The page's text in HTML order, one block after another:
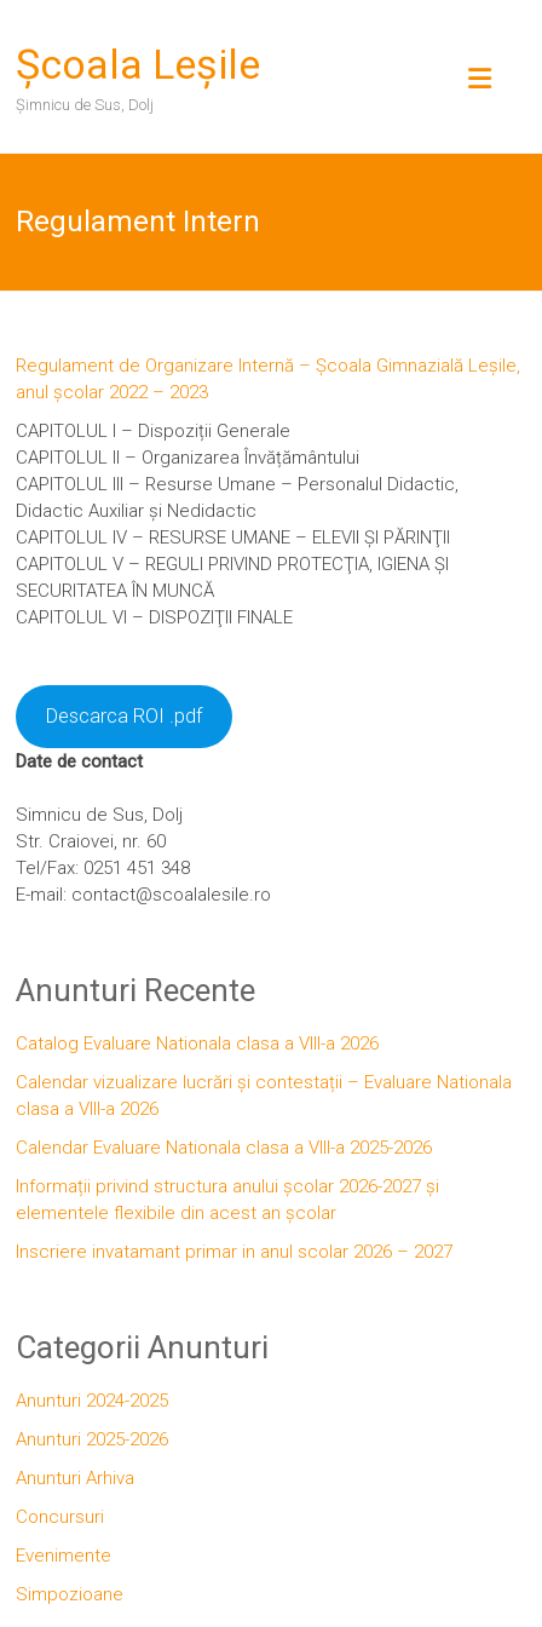
content
Şcoala Leşile
Şimnicu de Sus, Dolj
Regulament Intern
Regulament de Organizare Internă – Școala Gimnazială Leșile,
anul școlar 2022 – 2023
CAPITOLUL I – Dispoziții Generale
CAPITOLUL II – Organizarea Învățământului
CAPITOLUL III – Resurse Umane – Personalul Didactic,
Didactic Auxiliar şi Nedidactic
CAPITOLUL IV – RESURSE UMANE – ELEVII ŞI PĂRINŢII
CAPITOLUL V – REGULI PRIVIND PROTECŢIA, IGIENA ŞI
SECURITATEA ÎN MUNCĂ
CAPITOLUL VI – DISPOZIŢII FINALE
Descarca ROI .pdf
Date de contact
Simnicu de Sus, Dolj
Str. Craiovei, nr. 60
Tel/Fax: 0251 451 348
E-mail: contact@scoalalesile.ro
Anunturi Recente
Catalog Evaluare Nationala clasa a VIII-a 2026
Calendar vizualizare lucrări și contestații – Evaluare Nationala
clasa a VIII-a 2026
Calendar Evaluare Nationala clasa a VIII-a 2025-2026
Informații privind structura anului școlar 2026-2027 și
elementele flexibile din acest an școlar
Inscriere invatamant primar in anul scolar 2026 – 2027
Categorii Anunturi
Anunturi 2024-2025
Anunturi 2025-2026
Anunturi Arhiva
Concursuri
Evenimente
Simpozioane